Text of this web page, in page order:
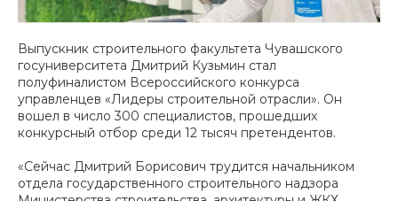
Выпускник строительного факультета Чувашского
госуниверситета Дмитрий Кузьмин стал
полуфиналистом Всероссийского конкурса
управленцев «Лидеры строительной отрасли». Он
вошел в число 300 специалистов, прошедших
конкурсный отбор среди 12 тысяч претендентов.
«Сейчас Дмитрий Борисович трудится начальником
отдела государственного строительного надзора